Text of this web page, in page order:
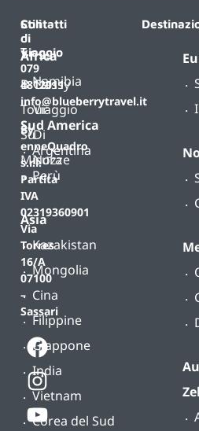
Contatti
T.
079
4812011
info@blueberrytravel.it
By
enneQuadro
s.r.l.
Partita
IVA
02319360901
Via
Torres
16/A
07100
–
Sassari
Africa
Namibia
Sud America
Argentina
Perù
Asia
Kazakistan
Mongolia
Cina
Filippine
Giappone
India
Vietnam
Corea del Sud
Stili
di
viaggio
B-
Tour
Su
Misura
Classy
Viaggio
Di
Nozze